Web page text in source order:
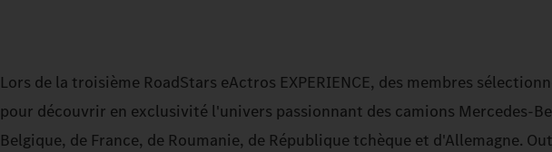
Lors de la troisième RoadStars eActros EXPERIENCE, des membres
pour découvrir en exclusivité l'univers passionnant des camions Mercedes-
Belgique, de France, de Roumanie, de République tchèque et d'Allemagne.